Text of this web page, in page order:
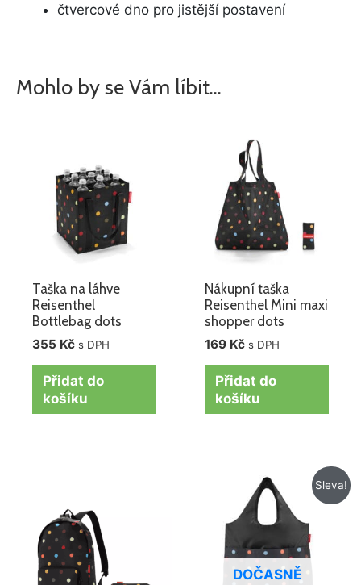
čtvercové dno pro jistější postavení
Mohlo by se Vám líbit…
Taška na láhve
Reisenthel
Bottlebag dots
355 Kč s DPH
Přidat do
košíku
Nákupní taška
Reisenthel Mini maxi
shopper dots
169 Kč s DPH
Přidat do
košíku
Sleva!
DOČASNĚ
Původní
cena
byla:
259 Kč.
Aktuální
cena
je:
219 Kč.